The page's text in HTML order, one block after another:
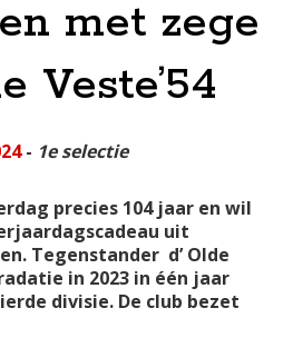
met zege
Veste’54
- 1e selectie
precies 104 jaar en wil
uit
Tegenstander d’ Olde
in 2023 in één jaar
divisie. De club bezet